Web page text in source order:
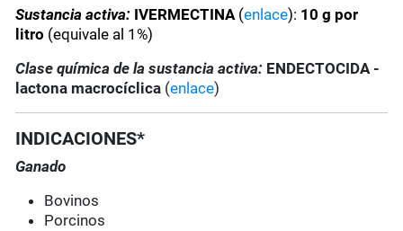
Sustancia activa: IVERMECTINA(enlace): 10 g por
litro (equivale al 1%)
Clase química de la sustancia activa: ENDECTOCIDA -
lactona macrocíclica (enlace)
INDICACIONES*
Ganado
Bovinos
Porcinos